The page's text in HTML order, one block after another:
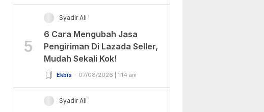
5
Syadir Ali
6 Cara Mengubah Jasa
Pengiriman Di Lazada Seller,
Mudah Sekali Kok!
Ekbis 07/08/2026 | 1:14 am
Syadir Ali